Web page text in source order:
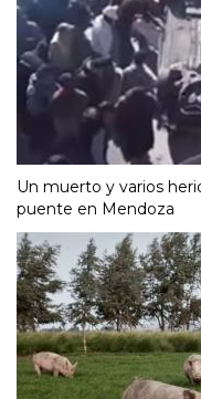
Un muerto y varios
puente en Mendoza